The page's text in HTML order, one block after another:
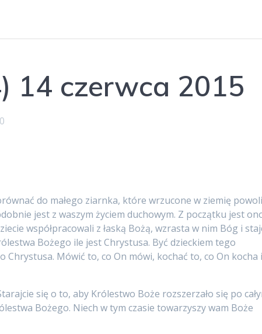
14 czerwca 2015
0
do małego ziarnka, które wrzucone w ziemię powoli
jest z waszym życiem duchowym. Z początku jest
współpracowali z łaską Bożą, wzrasta w nim Bóg i
Bożego ile jest Chrystusa. Być dzieckiem tego
Chrystusa. Mówić to, co On mówi, kochać to, co On kocha i
się o to, aby Królestwo Boże rozszerzało się po
Bożego. Niech w tym czasie towarzyszy wam Boże